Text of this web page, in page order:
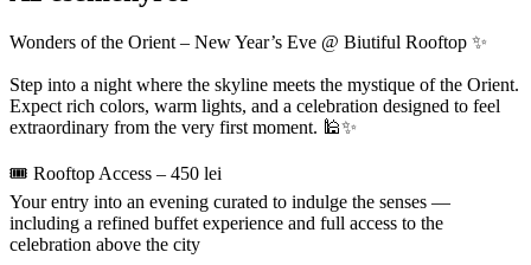
Wonders of the Orient – New Year’s Eve @ Biutiful Rooftop ✨
Step into a night where the skyline meets the mystique of the Orient.
Expect rich colors, warm lights, and a celebration designed to feel
extraordinary from the very first moment. 🕌✨
🎟 Rooftop Access – 450 lei
Your entry into an evening curated to indulge the senses —
including a refined buffet experience and full access to the
celebration above the city